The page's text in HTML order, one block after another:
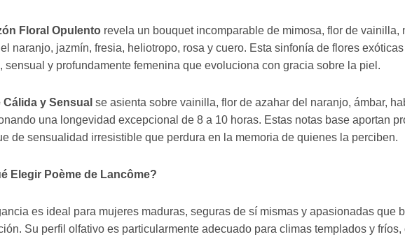
Floral Opulento revela un bouquet incomparable de mimosa, flor de vainilla,
naranjo, jazmín, fresia, heliotropo, rosa y cuero. Esta sinfonía de flores
sensual y profundamente femenina que evoluciona con gracia sobre la piel.
Cálida y Sensual se asienta sobre vainilla, flor de azahar del naranjo, ámbar,
una longevidad excepcional de 8 a 10 horas. Estas notas base aportan
de sensualidad irresistible que perdura en la memoria de quienes la perciben.
Elegir Poème de Lancôme?
es ideal para mujeres maduras, seguras de sí mismas y apasionadas que
Su perfil olfativo es particularmente adecuado para climas templados y